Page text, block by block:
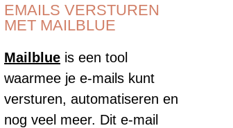
EMAILS VERSTUREN
MET MAILBLUE
Mailblue is een tool
waarmee je e-mails kunt
versturen, automatiseren en
nog veel meer. Dit e-mail